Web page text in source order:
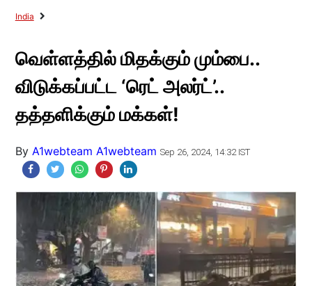
India
வெள்ளத்தில் மிதக்கும் மும்பை..
விடுக்கப்பட்ட ‘ரெட் அலர்ட்’..
தத்தளிக்கும் மக்கள்!
By A1webteam A1webteam Sep 26, 2024, 14:32 IST